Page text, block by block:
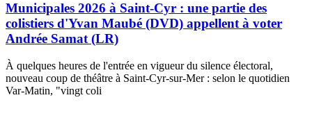
Municipales 2026 à Saint-Cyr : une partie des
colistiers d'Yvan Maubé (DVD) appellent à voter
Andrée Samat (LR)
À quelques heures de l'entrée en vigueur du silence électoral,
nouveau coup de théâtre à Saint-Cyr-sur-Mer : selon le quotidien
Var-Matin, "vingt coli